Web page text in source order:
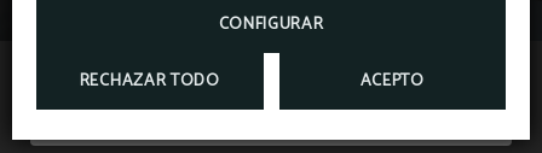
CONFIGURAR
RECHAZAR TODO ACEPTO
Habitación cuádruple